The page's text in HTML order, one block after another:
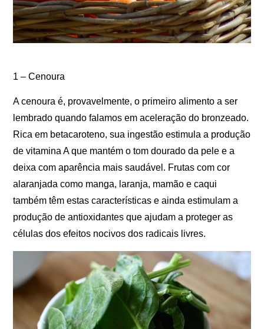
1 – Cenoura
A cenoura é, provavelmente, o primeiro alimento a ser
lembrado quando falamos em aceleração do bronzeado.
Rica em betacaroteno, sua ingestão estimula a produção
de vitamina A que mantém o tom dourado da pele e a
deixa com aparência mais saudável. Frutas com cor
alaranjada como manga, laranja, mamão e caqui
também têm estas características e ainda estimulam a
produção de antioxidantes que ajudam a proteger as
células dos efeitos nocivos dos radicais livres.